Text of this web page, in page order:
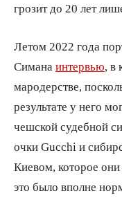
грозит до 20 лет
Летом 2022 года
Симана интервью ,
мародерстве,
результате у него
чешской судебной
очки Gucchi и
Киевом, которое
это было вполне